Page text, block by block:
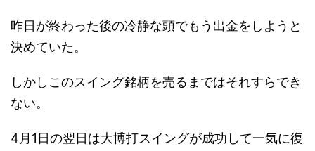
昨日が終わった後の冷静な頭でもう出金をしようと
決めていた。
しかしこのスイング銘柄を売るまではそれすらでき
ない。
4月1日の翌日は大博打スイングが成功して一気に復